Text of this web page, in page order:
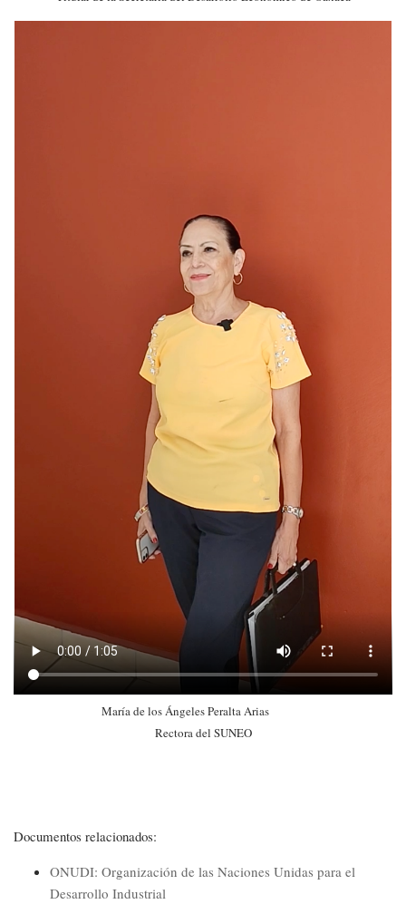
María de los Ángeles Peralta Arias
Rectora del SUNEO
Documentos relacionados:
ONUDI: Organización de las Naciones Unidas para el
Desarrollo Industrial